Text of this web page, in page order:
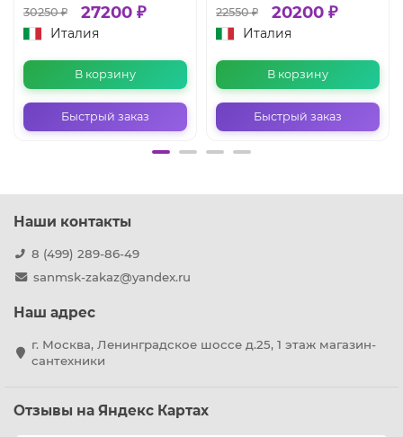
30250 ₽ 27200 ₽
Италия
В корзину
Быстрый заказ
22550 ₽ 20200 ₽
Италия
В корзину
Быстрый заказ
Наши контакты
8 (499) 289-86-49
sanmsk-zakaz@yandex.ru
Наш адрес
г. Москва, Ленинградское шоссе д.25, 1 этаж магазин-
сантехники
Отзывы на Яндекс Картах